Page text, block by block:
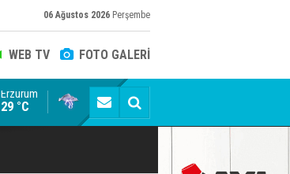
06 Ağustos 2026 Perşembe
WEB TV FOTO GALERİ
Dadaş'a güvenoyu
Erzurum
29 °C